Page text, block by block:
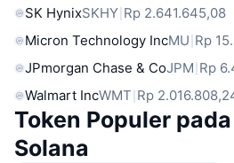
SK HynixSKHY Rp 2.641.645,08
Micron Technology IncMU Rp
JPmorgan Chase & CoJPM Rp
Walmart IncWMT Rp
Token Populer
Solana